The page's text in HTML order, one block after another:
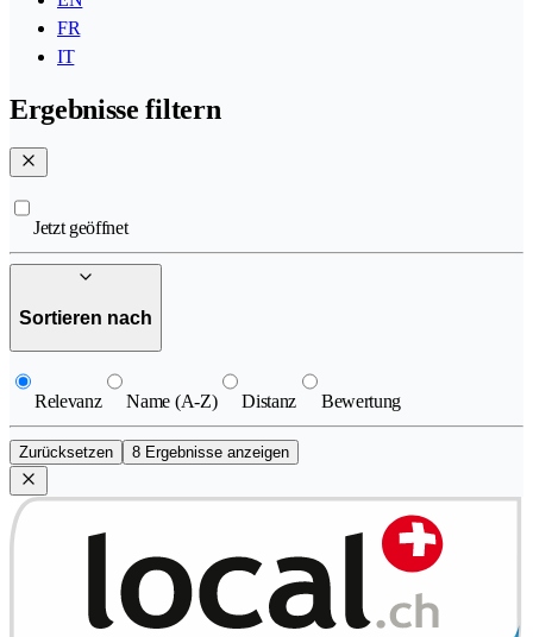
FR
IT
Ergebnisse filtern
Jetzt geöffnet
Sortieren nach
Relevanz Name (A-Z) Distanz Bewertung
Zurücksetzen 8 Ergebnisse anzeigen